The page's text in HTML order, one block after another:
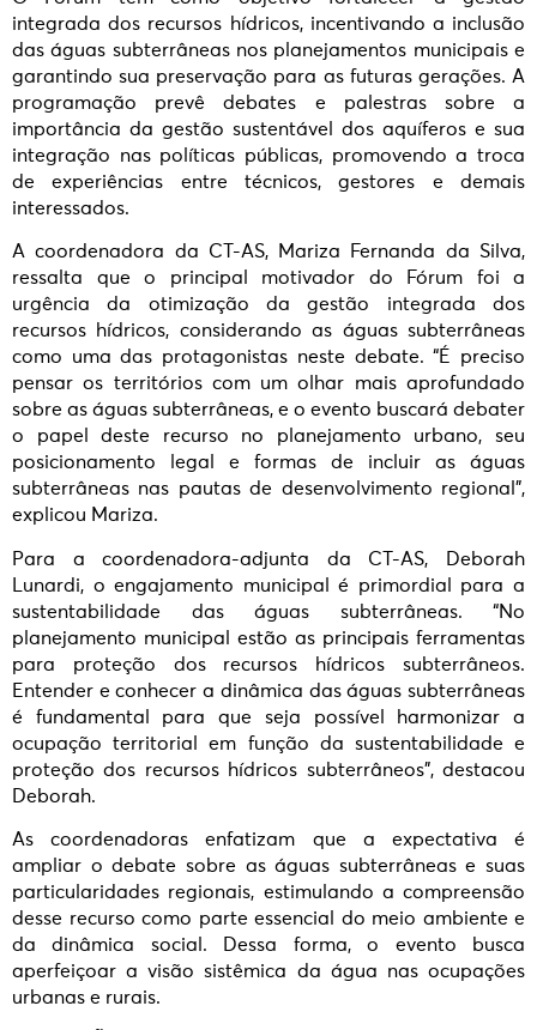
integrada dos recursos hídricos, incentivando a inclusão
das águas subterrâneas nos planejamentos municipais e
garantindo sua preservação para as futuras gerações. A
programação prevê debates e palestras sobre a
importância da gestão sustentável dos aquíferos e sua
integração nas políticas públicas, promovendo a troca
de experiências entre técnicos, gestores e demais
interessados.
A coordenadora da CT-AS, Mariza Fernanda da Silva,
ressalta que o principal motivador do Fórum foi a
urgência da otimização da gestão integrada dos
recursos hídricos, considerando as águas subterrâneas
como uma das protagonistas neste debate. “É preciso
pensar os territórios com um olhar mais aprofundado
sobre as águas subterrâneas, e o evento buscará debater
o papel deste recurso no planejamento urbano, seu
posicionamento legal e formas de incluir as águas
subterrâneas nas pautas de desenvolvimento regional”,
explicou Mariza.
Para a coordenadora-adjunta da CT-AS, Deborah
Lunardi, o engajamento municipal é primordial para a
sustentabilidade das águas subterrâneas. “No
planejamento municipal estão as principais ferramentas
para proteção dos recursos hídricos subterrâneos.
Entender e conhecer a dinâmica das águas subterrâneas
é fundamental para que seja possível harmonizar a
ocupação territorial em função da sustentabilidade e
proteção dos recursos hídricos subterrâneos”, destacou
Deborah.
As coordenadoras enfatizam que a expectativa é
ampliar o debate sobre as águas subterrâneas e suas
particularidades regionais, estimulando a compreensão
desse recurso como parte essencial do meio ambiente e
da dinâmica social. Dessa forma, o evento busca
aperfeiçoar a visão sistêmica da água nas ocupações
urbanas e rurais.